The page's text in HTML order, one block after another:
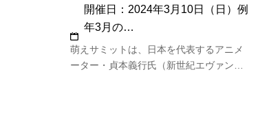
萌えサミットは、日本を代表するアニメ
ーター・貞本義行氏（新世紀エヴァンゲ
開催日：2024年3月10日（日）例
年3月の…